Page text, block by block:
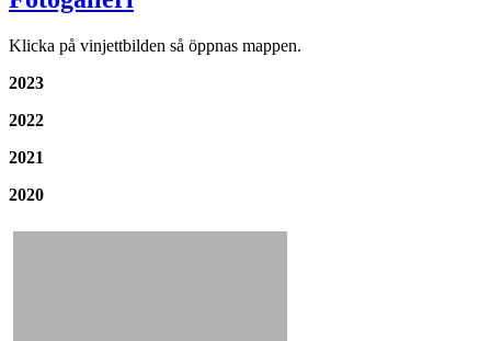
Klicka på vinjettbilden så öppnas mappen.
2023
2022
2021
2020